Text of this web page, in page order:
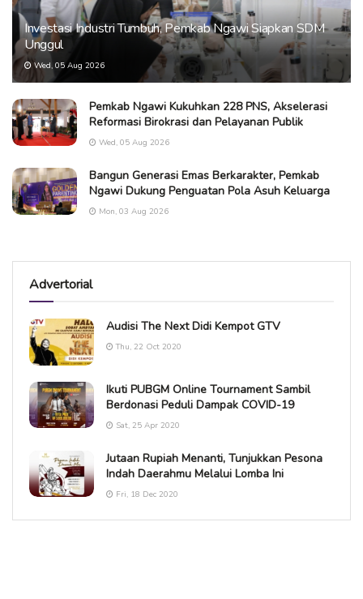
Investasi Industri Tumbuh, Pemkab Ngawi Siapkan SDM
Unggul
Wed, 05 Aug 2026
Pemkab Ngawi Kukuhkan 228 PNS, Akselerasi
Reformasi Birokrasi dan Pelayanan Publik
Wed, 05 Aug 2026
Bangun Generasi Emas Berkarakter, Pemkab
Ngawi Dukung Penguatan Pola Asuh Keluarga
Mon, 03 Aug 2026
Advertorial
Audisi The Next Didi Kempot GTV
Thu, 22 Oct 2020
Ikuti PUBGM Online Tournament Sambil
Berdonasi Peduli Dampak COVID-19
Sat, 25 Apr 2020
Jutaan Rupiah Menanti, Tunjukkan Pesona
Indah Daerahmu Melalui Lomba Ini
Fri, 18 Dec 2020